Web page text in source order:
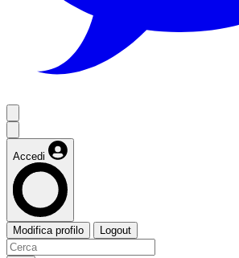
Accedi
Modifica profilo Logout